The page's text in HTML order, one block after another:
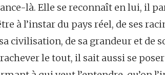
là. Elle se reconnaît en lui, il
à l’instar du pays réel, de ses
civilisation, de sa grandeur et de
le tout, il sait aussi se